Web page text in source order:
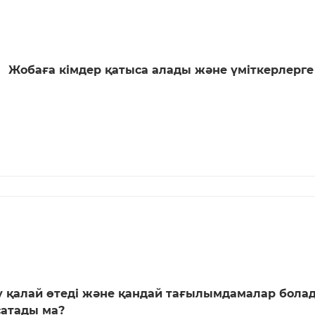
Жобаға кімдер қатыса алады және
қалай өтеді және қандай тағылымдамалар
ма?